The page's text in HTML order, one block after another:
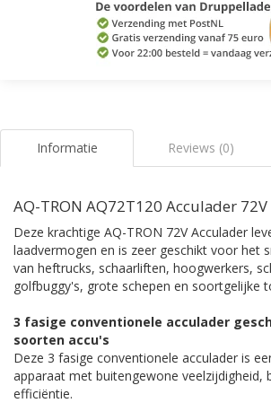
Informatie Reviews (0)
AQ-TRON AQ72T120 Acculader
Deze krachtige AQ-TRON 72V Acculader
laadvermogen en is zeer geschikt voor het
van heftrucks, schaarliften, hoogwerkers,
golfbuggy's, grote schepen en soortgelijke
3 fasige conventionele acculader
soorten accu's
Deze 3 fasige conventionele acculader is
apparaat met buitengewone veelzijdigheid,
efficiëntie.